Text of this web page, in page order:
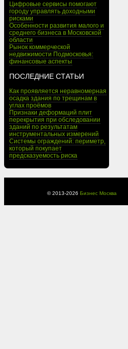
Цифровые сервисы помогают
городу управлять доходными
рисками
Особенности развития малого и
среднего бизнеса в Московской
области
Рынок коммерческой
недвижимости Подмосковья:
финансовые аспекты
ПОСЛЕДНИЕ СТАТЬИ
Как проявляется неравномерная
осадка здания по трещинам в
углах проёмов
Признаки деформаций плит
перекрытия при обследовании
зданий по результатам
инструментальных измерений
Системы ограждений: периметр,
который покупает
предсказуемость риска
© 2013-2026 Бизнес Москва